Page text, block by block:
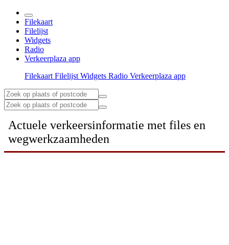
Filekaart
Filelijst
Widgets
Radio
Verkeerplaza app
Filekaart Filelijst Widgets Radio Verkeerplaza app
Actuele verkeersinformatie met files en
wegwerkzaamheden